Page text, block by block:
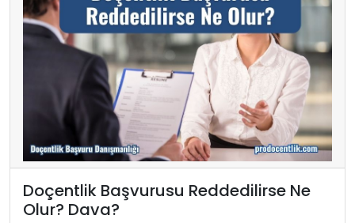
Doçentlik Başvurusu Reddedilirse Ne
Olur? Dava?